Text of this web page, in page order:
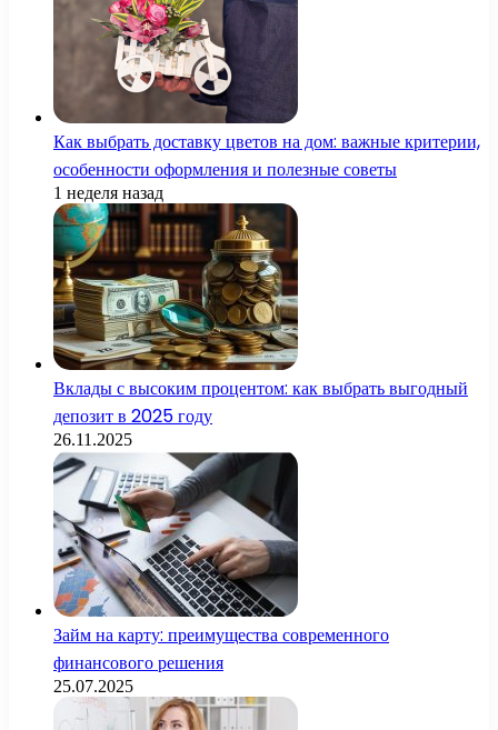
Как выбрать доставку цветов на дом: важные критерии,
особенности оформления и полезные советы
1 неделя назад
Вклады с высоким процентом: как выбрать выгодный
депозит в 2025 году
26.11.2025
Займ на карту: преимущества современного
финансового решения
25.07.2025